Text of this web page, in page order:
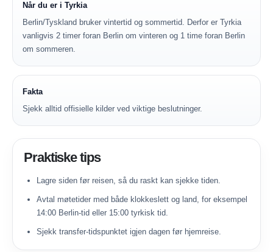
Når du er i Tyrkia
Berlin/Tyskland bruker vintertid og sommertid. Derfor er Tyrkia
vanligvis 2 timer foran Berlin om vinteren og 1 time foran Berlin
om sommeren.
Fakta
Sjekk alltid offisielle kilder ved viktige beslutninger.
Praktiske tips
Lagre siden før reisen, så du raskt kan sjekke tiden.
Avtal møtetider med både klokkeslett og land, for eksempel
14:00 Berlin-tid eller 15:00 tyrkisk tid.
Sjekk transfer-tidspunktet igjen dagen før hjemreise.